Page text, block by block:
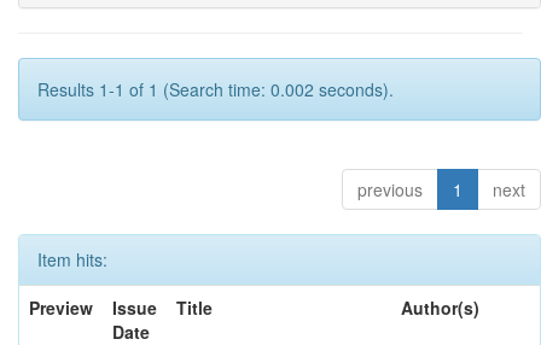
Results 1-1 of 1 (Search time: 0.002 seconds).
previous 1 next
Item hits:
Preview
Issue
Date
Title Author(s)